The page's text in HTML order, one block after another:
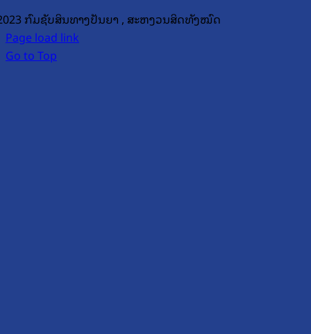
ກົມຊັບສິນທາງປັນຍາ , ສະຫງວນສິດທັງໝົດ
Page load link
Go to Top